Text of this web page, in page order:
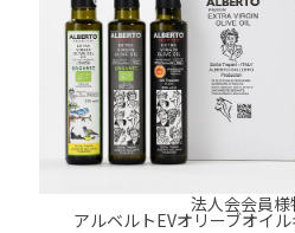
法人会会員様
アルベルトEVオリーブオイ